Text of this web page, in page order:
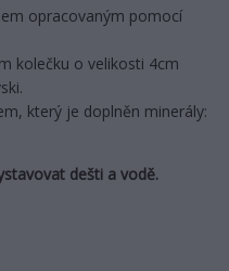
opracovaným pomocí
kolečku o velikosti 4cm
který je doplněn minerály:
dešti a vodě.